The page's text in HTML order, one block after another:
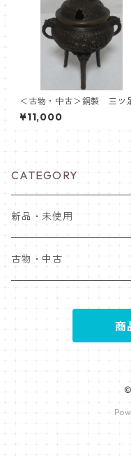
＜古物・中古＞銅製 三ツ
獅子香炉 ※箱ナシ
¥11,000
CATEGORY
新品・未使用
古物・中古
商